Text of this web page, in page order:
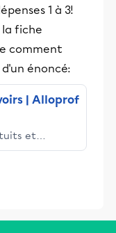
1 à 3!
fiche
comment
énoncé:
| Alloprof
et
les élèves